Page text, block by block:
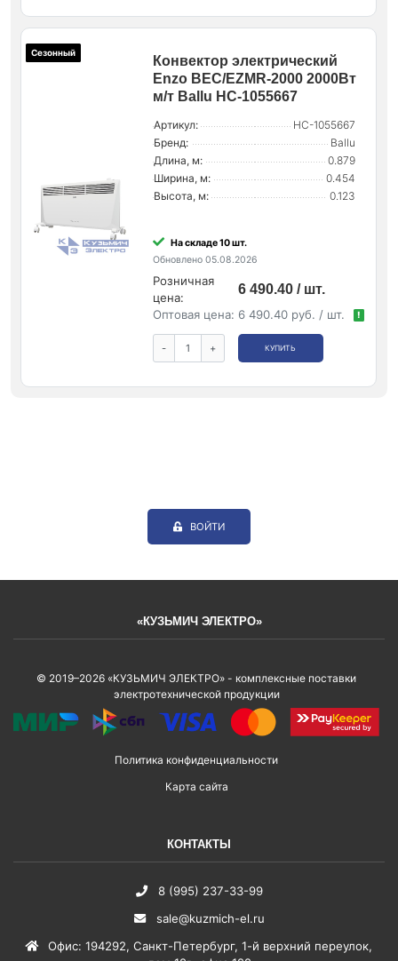
Сезонный
Конвектор электрический
Enzo BEC/EZMR-2000 2000Вт
м/т Ballu НС-1055667
Артикул:
НС-1055667
Бренд:
Ballu
Длина, м:
0.879
Ширина, м:
0.454
Высота, м:
0.123
На складе 10 шт.
Обновлено 05.08.2026
Розничная
цена:
6 490.40 / шт.
Оптовая цена: 6 490.40 руб. / шт. !
- + КУПИТЬ
ВОЙТИ
«КУЗЬМИЧ ЭЛЕКТРО»
© 2019–2026 «КУЗЬМИЧ ЭЛЕКТРО» - комплексные поставки
электротехнической продукции
Политика конфиденциальности
Карта сайта
КОНТАКТЫ
8 (995) 237-33-99
sale@kuzmich-el.ru
Офис: 194292, Санкт-Петербург, 1-й верхний переулок,